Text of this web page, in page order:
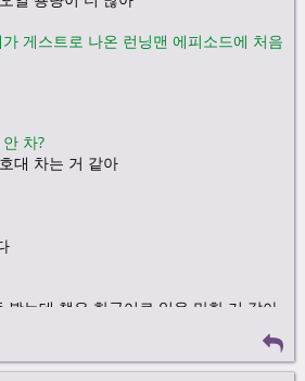
게스트로 나온 런닝맨 에피소드에 처음
차?
대 차는 거 같아
는데 책은 한국어로 읽을 만한 거 같아